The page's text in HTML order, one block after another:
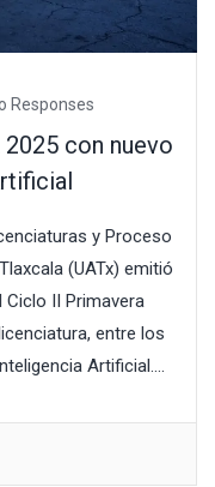
Responses
con nuevo
y Proceso
(UATx) emitió
II Primavera
entre los
Artificial....